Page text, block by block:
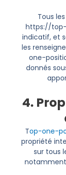
Tous
https://
indicatif, et
les
one-
donnés
4.
Top-one-
propriété
sur tous
notamment